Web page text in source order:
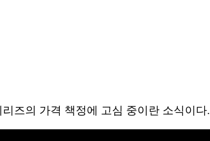
즈의 가격 책정에 고심 중이란 소식이다.